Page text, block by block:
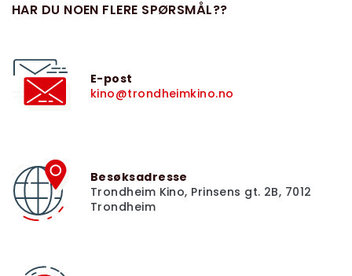
HAR DU NOEN FLERE SPØRSMÅL??
E-post
kino@trondheimkino.no
Besøksadresse
Trondheim Kino, Prinsens gt. 2B, 7012
Trondheim